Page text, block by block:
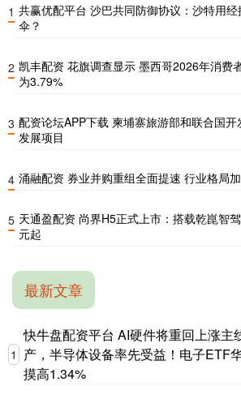
1 共赢优配平台 沙巴共同防御协议：沙特用
伞？
2 凯丰配资 花旗调查显示 墨西哥2026年消费
为3.79%
3 配资论坛APP下载 柬埔寨旅游部和联合国
发展项目
4 涌融配资 券业并购重组全面提速 行业格局
5 天通盈配资 尚界H5正式上市：搭载乾崑智
元起
最新文章
1
快牛盘配资平台 AI硬件将重回上涨主
产，半导体设备率先受益！电子ETF
摸高1.34%